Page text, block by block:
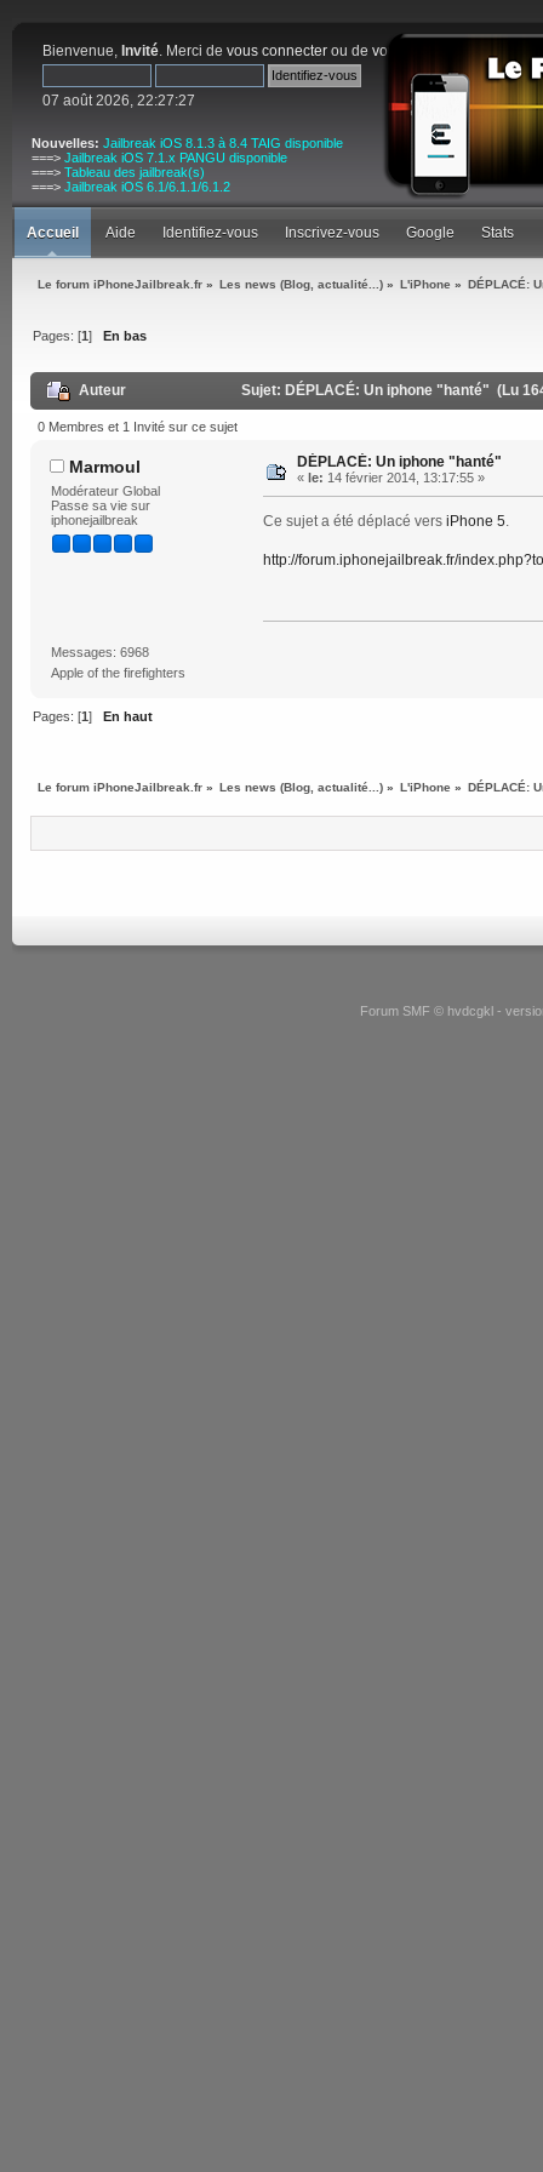
Bienvenue, Invité. Merci de vous connecter ou de vous inscrire
07 août 2026, 22:27:27
Nouvelles: Jailbreak iOS 8.1.3 à 8.4 TAIG disponible
===> Jailbreak iOS 7.1.x PANGU disponible
===> Tableau des jailbreak(s)
===> Jailbreak iOS 6.1/6.1.1/6.1.2
Accueil Aide Identifiez-vous Inscrivez-vous Google Stats
Le forum iPhoneJailbreak.fr » Les news (Blog, actualité...) » L'iPhone » DÉPLACÉ:
Pages: [1] En bas
Auteur Sujet: DÉPLACÉ: Un iphone "hanté" (Lu
0 Membres et 1 Invité sur ce sujet
Marmoul
Modérateur Global
Passe sa vie sur
iphonejailbreak
Messages: 6968
Apple of the firefighters
DÉPLACÉ: Un iphone "hanté"
« le: 14 février 2014, 13:17:55 »
Ce sujet a été déplacé vers iPhone 5.
http://forum.iphonejailbreak.fr/
Pages: [1]En haut
Le forum iPhoneJailbreak.fr » Les news (Blog, actualité...) » L'iPhone » DÉPLACÉ:
Forum SMF © hvdcgkl -